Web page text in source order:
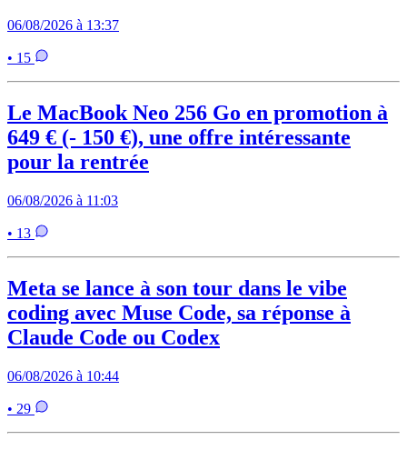
06/08/2026 à 13:37
• 15
Le MacBook Neo 256 Go en promotion à
649 € (- 150 €), une offre intéressante
pour la rentrée
06/08/2026 à 11:03
• 13
Meta se lance à son tour dans le vibe
coding avec Muse Code, sa réponse à
Claude Code ou Codex
06/08/2026 à 10:44
• 29